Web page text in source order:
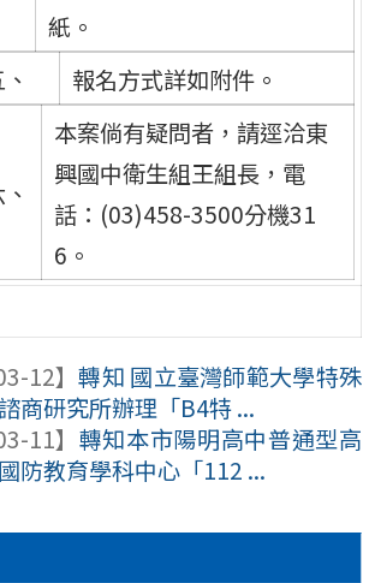
紙。
報名方式詳如附件。
本案倘有疑問者，請逕洽東
興國中衛生組王組長，電
話：(03)458-3500分機31
6。
12】 轉知 國立臺灣師範大學特殊
商研究所辦理「B4特 ...
11】 轉知本市陽明高中普通型高
防教育學科中心「112 ...